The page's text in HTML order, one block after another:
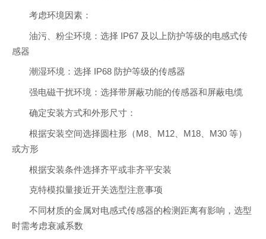
考虑环境因素：
油污、粉尘环境：选择 IP67 及以上防护等级的电感式传
感器
潮湿环境：选择 IP68 防护等级的传感器
强电磁干扰环境：选择带屏蔽功能的传感器和屏蔽电缆
确定安装方式和外形尺寸：
根据安装空间选择圆柱形（M8、M12、M18、M30 等）
或方形
根据安装条件选择齐平或非齐平安装
克特模拟量接近开关选型注意事项
不同材质的金属对电感式传感器的检测距离有影响，选型
时需考虑衰减系数